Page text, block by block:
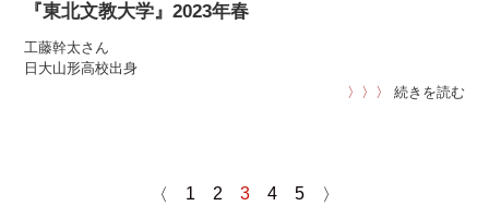
『東北文教大学』2023年春
工藤幹太さん
日大山形高校出身
〉〉〉
続きを読む
〈 1 2 3 4 5 〉